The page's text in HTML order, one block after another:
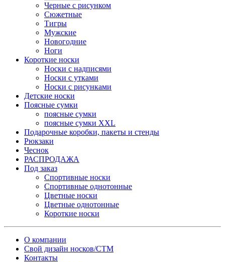
Черные с рисунком
Сюжетные
Тигры
Мужские
Новогодние
Ноги
Короткие носки
Носки с надписями
Носки с утками
Носки с рисунками
Детские носки
Поясные сумки
поясные сумки
поясные сумки XXL
Подарочные коробки, пакеты и стенды
Рюкзаки
Чеснок
РАСПРОДАЖА
Под заказ
Спортивные носки
Спортивные однотонные
Цветные носки
Цветные однотонные
Короткие носки
О компании
Свой дизайн носков/СТМ
Контакты